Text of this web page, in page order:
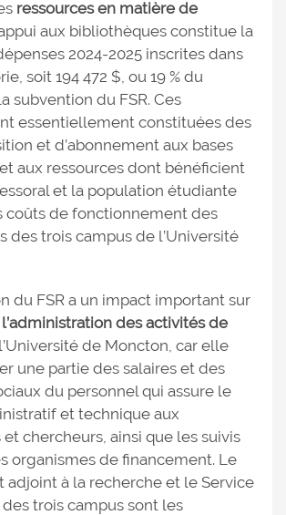
ressources en matière de
aux bibliothèques constitue la
2024-2025 inscrites dans
soit 194 472 $, ou 19 % du
subvention du FSR. Ces
essentiellement constituées des
et d’abonnement aux bases
aux ressources dont bénéficient
et la population étudiante
coûts de fonctionnement des
des trois campus de l’Université
du FSR a un impact important sur
des activités de
de Moncton, car elle
une partie des salaires et des
du personnel qui assure le
et technique aux
chercheurs, ainsi que les suivis
organismes de financement. Le
adjoint à la recherche et le Service
trois campus sont les